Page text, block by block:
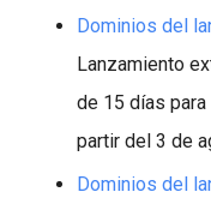
Dominios del
Lanzamiento
de 15 días
partir del 3 de
Dominios del